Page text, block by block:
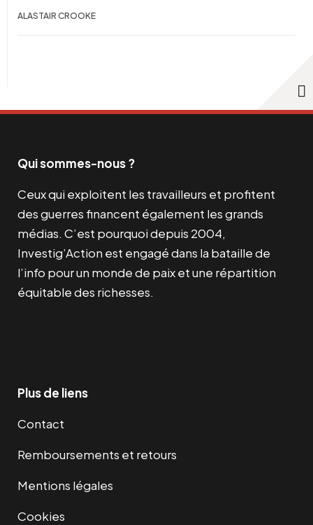
ALASTAIR CROOKE
Qui sommes-nous ?
Ceux qui exploitent les travailleurs et profitent
des guerres financent également les grands
médias. C’est pourquoi depuis 2004,
Investig’Action est engagé dans la bataille de
l’info pour un monde de paix et une répartition
équitable des richesses.
Plus de liens
Contact
Remboursements et retours
Mentions légales
Cookies